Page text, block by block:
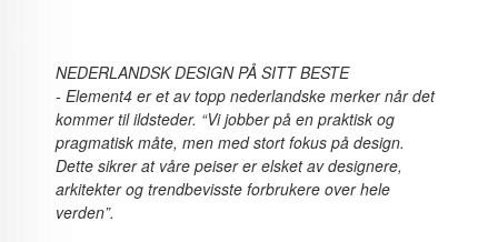
NEDERLANDSK DESIGN PÅ SITT BESTE
- Element4 er et av topp nederlandske merker når det
kommer til ildsteder. “Vi jobber på en praktisk og
pragmatisk måte, men med stort fokus på design.
Dette sikrer at våre peiser er elsket av designere,
arkitekter og trendbevisste forbrukere over hele
verden”.